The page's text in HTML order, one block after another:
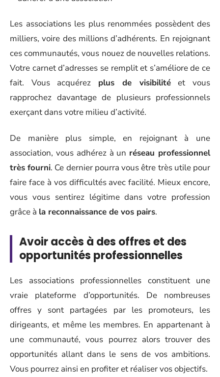
Les associations les plus renommées possèdent des
milliers, voire des millions d’adhérents. En rejoignant
ces communautés, vous nouez de nouvelles relations.
Votre carnet d’adresses se remplit et s’améliore de ce
fait. Vous acquérez plus de visibilitéet vous
rapprochez davantage de plusieurs professionnels
exerçant dans votre milieu d’activité.
De manière plus simple, en rejoignant à une
association, vous adhérez à un réseau professionnel
très fourni. Ce dernier pourra vous être très utile pour
faire face à vos difficultés avec facilité. Mieux encore,
vous vous sentirez légitime dans votre profession
grâce à la reconnaissance de vos pairs.
Avoir accès à des offres et des
opportunités professionnelles
Les associations professionnelles constituent une
vraie plateforme d’opportunités. De nombreuses
offres y sont partagées par les promoteurs, les
dirigeants, et même les membres. En appartenant à
une communauté, vous pourrez alors trouver des
opportunités allant dans le sens de vos ambitions.
Vous pourrez ainsi en profiter et réaliser vos objectifs.